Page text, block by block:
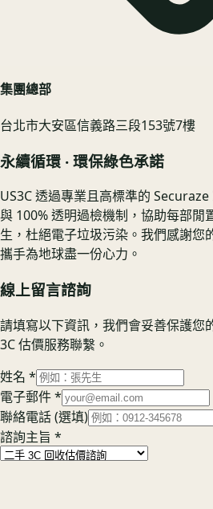
集團總部
台北市大安區信義路三段153號7樓
永續循環 ‧ 環保綠色承諾
US3C 透過專業且高標準的
與 100% 透明過檢機制，協助每部閒
生，杜絕電子垃圾污染。我們感謝您
攜手為地球盡一份心力。
線上留言諮詢
請填寫以下資訊，我們會妥善保護您
3C 估價服務聯繫。
姓名 *
電子郵件*
聯絡電話(選填)
諮詢主旨 *